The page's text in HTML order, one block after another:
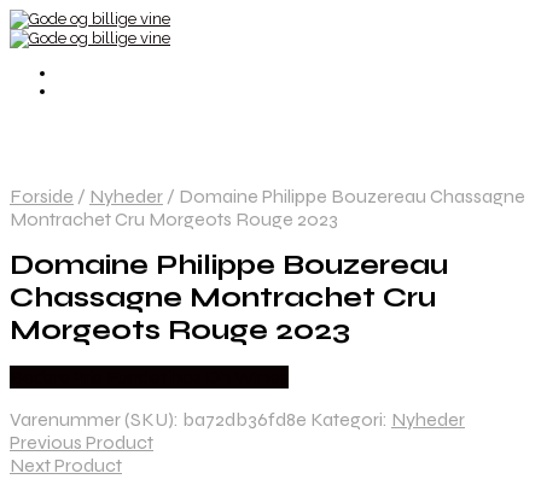
Forside / Nyheder / Domaine Philippe Bouzereau Chassagne
Montrachet Cru Morgeots Rouge 2023
Domaine Philippe Bouzereau
Chassagne Montrachet Cru
Morgeots Rouge 2023
Varenummer (SKU): ba72db36fd8e Kategori: Nyheder
Previous Product
Next Product